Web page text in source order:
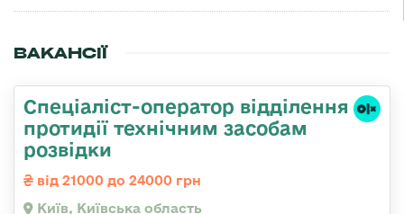
ВАКАНСІЇ
Спеціаліст-оператор відділення
протидії технічним засобам
розвідки
від 21000 до 24000 грн
Київ, Київська область